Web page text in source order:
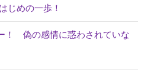
じめの一歩！
！ 偽の感情に惑わされていな